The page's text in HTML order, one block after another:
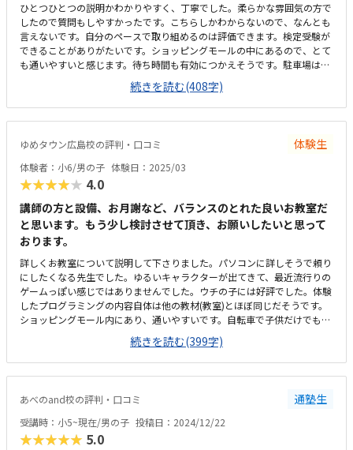
ひとつひとつの説明かわかりやすく、丁寧でした。柔らかな雰囲気の方で
したので質問もしやすかったです。こちらしかわからないので、なんとも
言えないです。自分のペースで取り組めるのは評価できます。検定受験が
できることがありがたいです。ショッピングモールの中にあるので、とて
も通いやすいと感じます。待ち時間も有効につかえそうです。駐車場は特
に土日は混雑しそうです。教室自体はこじんまりしたスペースでした。パ
ソコンのテーブルは広め、隣との仕切りがしっかりあるため個室感があ
り、集中して取り組めそうです。またカバンを置くカゴを案内してくださ
り、貴重品の管理もできそうだと感じました。金額は明朗会計だと感じま
制との事なので、都合と合わせて受講できる点が魅力的です。教室の空き
があれば延長できたり、プラス料金で時間を増やしたり、融通が利く点に
魅力を感じました。
続きを読む(408字)
ゆめタウン広島校の評判・口コミ 体験生
体験者：小6/男の子 体験日：2025/03
★★★★★ 4.0
講師の方と設備、お月謝など、バランスのとれた良いお教室だ
と思います。もう少し検討させて頂き、お願いしたいと思って
おります。
詳しくお教室について説明して下さりました。パソコンに詳しそうで頼り
にしたくなる先生でした。ゆるいキャラクターが出てきて、最近流行りの
ゲームっぽい感じではありませんでした。ウチの子には好評でした。体験
したプログラミングの内容自体は他の教材(教室)とほぼ同じだそうです。
ショッピングモール内にあり、通いやすいです。自転車で子供だけでも通
いやすいと思いました。雨の日は買い物ついでに車で行けるのも良いで
す。パソコン教室としてされているだけあって、デスクトップパソコンと
椅子の座り心地が良かったみたいです。生徒さんが子供からご高齢の方ま
でいらっしゃり、年齢層が幅広く、塾とはまた違う雰囲気でした。皆さん
金はかかりますが、プログラミングの習い事としては、お月謝がお手頃と
思いました。椅子とデスクトップパソコンが良かったと子供に力説されま
した。
続きを読む(399字)
あべのand校の評判・口コミ 通塾生
受講時：小5~現在/男の子 投稿日：2024/12/22
★★★★★ 5.0